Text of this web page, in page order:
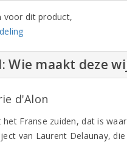
voor dit product,
maakt deze
d'Alon
Franse zuiden, dat is
van Laurent Delaunay,